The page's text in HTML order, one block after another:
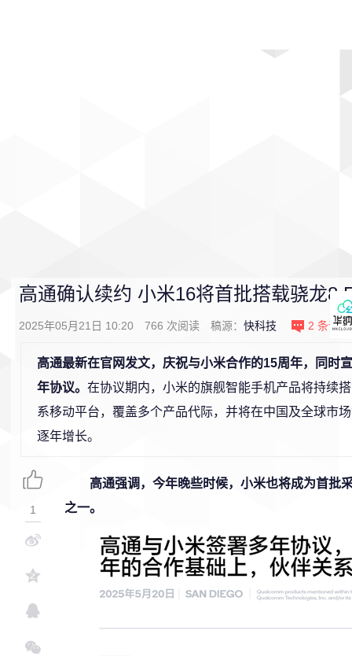
高通确认续约 小米16将首批搭载骁龙8
2025年05月21日 10:20 766 次阅读 稿源： 快科技 2 条评论
高通最新在官网发文，庆祝与小米合作的15周年，同时
年协议。 在协议期内，小米的旗舰智能手机产品将持续
系移动平台，覆盖多个产品代际，并将在中国及全球市
逐年增长。
高通强调，今年晚些时候，小米也将成为首批
之一。
1